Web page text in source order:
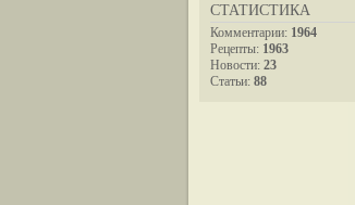
СТАТИСТИКА
Комментарии: 1964
Рецепты: 1963
Новости: 23
Статьи: 88